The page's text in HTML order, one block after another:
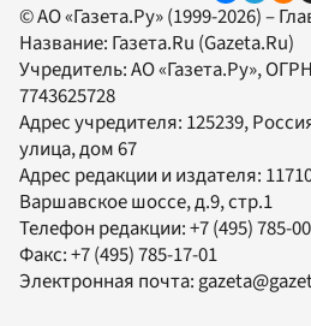
© АО «Газета.Ру» (1999-2026) –
Название: Газета.Ru (Gazeta.Ru)
Учредитель:АО «Газета.Ру»,
7743625728
Адрес учредителя: 125239,
улица, дом 67
Адрес редакции и издателя:
Варшавское шоссе, д.9, стр.1
Телефон редакции:+7 (495) 785-
Факс:+7 (495) 785-17-01
Электронная почта: